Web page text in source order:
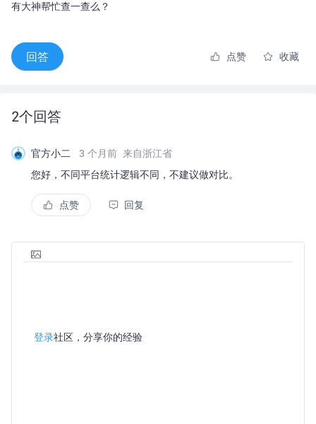
有大神帮忙查一查么？
回答 点赞 收藏
2个回答
官方小二 3 个月前 来自浙江省
您好，不同平台统计逻辑不同，不建议做对比。
点赞 回复
登录社区，分享你的经验